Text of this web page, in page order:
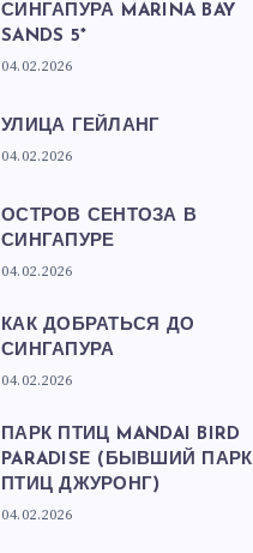
СИНГАПУРА MARINA BAY
SANDS 5*
04.02.2026
УЛИЦА ГЕЙЛАНГ
04.02.2026
ОСТРОВ СЕНТОЗА В
СИНГАПУРЕ
04.02.2026
КАК ДОБРАТЬСЯ ДО
СИНГАПУРА
04.02.2026
ПАРК ПТИЦ MANDAI BIRD
PARADISE (БЫВШИЙ ПАРК
ПТИЦ ДЖУРОНГ)
04.02.2026